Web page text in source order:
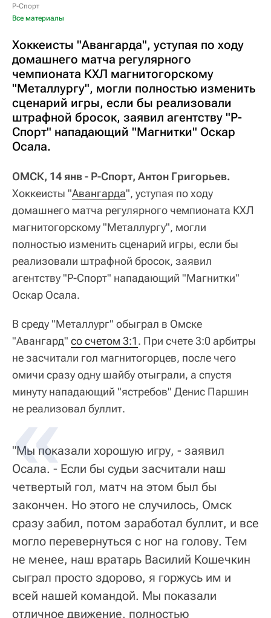
Р-Спорт
Все материалы
Хоккеисты "Авангарда", уступая по ходу
домашнего матча регулярного
чемпионата КХЛ магнитогорскому
"Металлургу", могли полностью изменить
сценарий игры, если бы реализовали
штрафной бросок, заявил агентству "Р-
Спорт" нападающий "Магнитки" Оскар
Осала.
ОМСК, 14 янв - Р-Спорт, Антон Григорьев.
Хоккеисты "Авангарда", уступая по ходу
домашнего матча регулярного чемпионата КХЛ
магнитогорскому "Металлургу", могли
полностью изменить сценарий игры, если бы
реализовали штрафной бросок, заявил
агентству "Р-Спорт" нападающий "Магнитки"
Оскар Осала.
В среду "Металлург" обыграл в Омске
"Авангард" со счетом 3:1. При счете 3:0 арбитры
не засчитали гол магнитогорцев, после чего
омичи сразу одну шайбу отыграли, а спустя
минуту нападающий "ястребов" Денис Паршин
не реализовал буллит.
"Мы показали хорошую игру, - заявил
Осала. - Если бы судьи засчитали наш
четвертый гол, матч на этом был бы
закончен. Но этого не случилось, Омск
сразу забил, потом заработал буллит, и все
могло перевернуться с ног на голову. Тем
не менее, наш вратарь Василий Кошечкин
сыграл просто здорово, я горжусь им и
всей нашей командой. Мы показали
отличное движение, полностью